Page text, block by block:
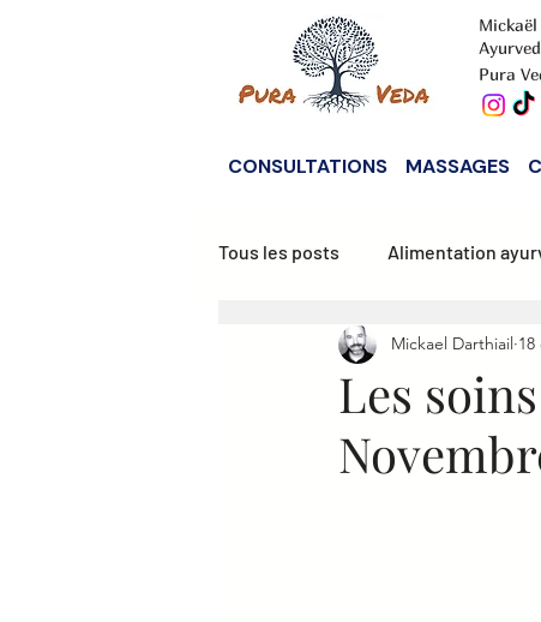
Pura
CONSULTATIONS MASSAGES
Tous les posts Alimentation
Alimentation Vata
Les
Mickael Darthiail 18